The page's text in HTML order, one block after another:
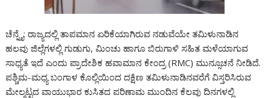
ಚೆನ್ನೈ: ರಾಜ್ಯದಲ್ಲಿ ತಾಪಮಾನ ಏರಿಕೆಯಾಗಿರುವ ನಡುವೆಯೇ ತಮಿಳುನಾಡಿನ
ಹಲವು ಜಿಲ್ಲೆಗಳಲ್ಲಿ ಗುಡುಗು, ಮಿಂಚು ಹಾಗೂ ಬಿರುಗಾಳಿ ಸಹಿತ ಮಳೆಯಾಗುವ
ಸಾಧ್ಯತೆ ಇದೆ ಎಂದು ಪ್ರಾದೇಶಿಕ ಹವಾಮಾನ ಕೇಂದ್ರ (RMC) ಮುನ್ಸೂಚನೆ ನೀಡಿದೆ.
ಪಶ್ಚಿಮ-ಮಧ್ಯ ಬಂಗಾಳ ಕೊಲ್ಲಿಯಿಂದ ದಕ್ಷಿಣ ತಮಿಳುನಾಡಿನವರೆಗೆ ವಿಸ್ತರಿಸಿರುವ
ಮೇಲ್ಮಟ್ಟದ ವಾಯುಭಾರ ಕುಸಿತದ ಪರಿಣಾಮ ಮುಂದಿನ ಕೆಲವು ದಿನಗಳಲ್ಲಿ